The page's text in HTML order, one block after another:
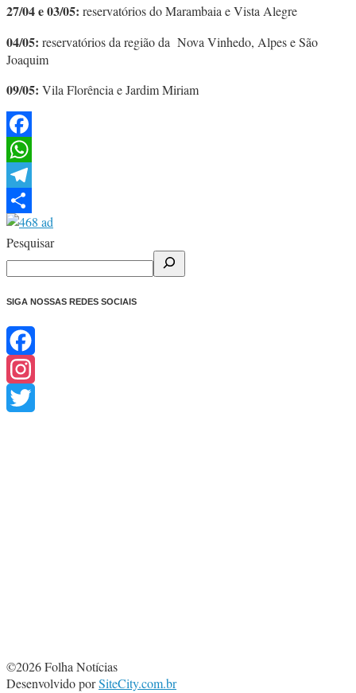
27/04 e 03/05: reservatórios do Marambaia e Vista Alegre
04/05: reservatórios da região da Nova Vinhedo, Alpes e São
Joaquim
09/05: Vila Florência e Jardim Miriam
Facebook
WhatsApp
Telegram
Share
Pesquisar
SIGA NOSSAS REDES SOCIAIS
Facebook
Instagram
©2026 Folha Notícias
Desenvolvido porSiteCity.com.br